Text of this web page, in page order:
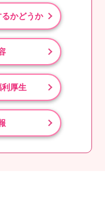
かどうか
厚生